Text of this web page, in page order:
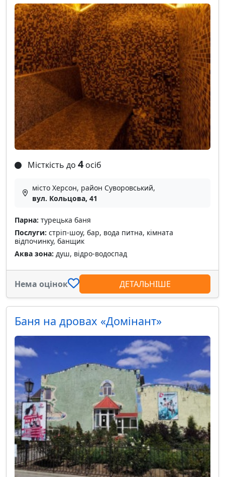
Місткість до 4 осіб
місто Херсон, район Суворовський,
вул. Кольцова, 41
Парна: турецька баня
Послуги: стріп-шоу, бар, вода питна, кімната
відпочинку, банщик
Аква зона: душ, відро-водоспад
Нема оцінок ДЕТАЛЬНІШЕ
Баня на дровах «Домiнант»